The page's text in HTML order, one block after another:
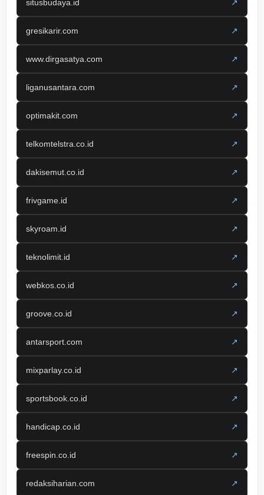
situsbudaya.id ↗
gresikarir.com ↗
www.dirgasatya.com ↗
liganusantara.com ↗
optimakit.com ↗
telkomtelstra.co.id ↗
dakisemut.co.id ↗
frivgame.id ↗
skyroam.id ↗
teknolimit.id ↗
webkos.co.id ↗
groove.co.id ↗
antarsport.com ↗
mixparlay.co.id ↗
sportsbook.co.id ↗
handicap.co.id ↗
freespin.co.id ↗
redaksiharian.com ↗